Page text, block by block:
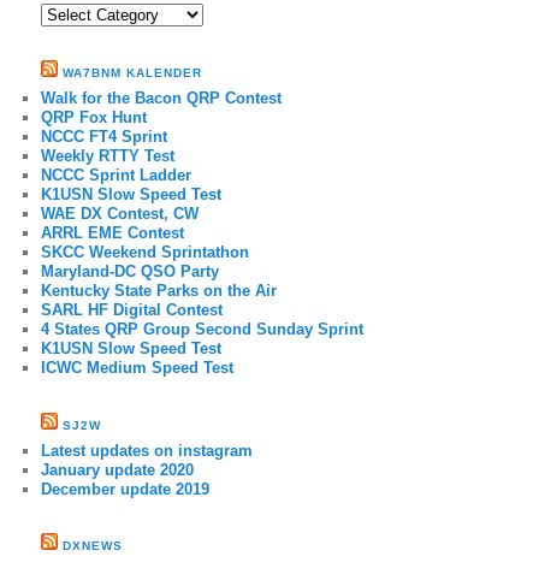
Kategorier
WA7BNM KALENDER
Walk for the Bacon QRP Contest
QRP Fox Hunt
NCCC FT4 Sprint
Weekly RTTY Test
NCCC Sprint Ladder
K1USN Slow Speed Test
WAE DX Contest, CW
ARRL EME Contest
SKCC Weekend Sprintathon
Maryland-DC QSO Party
Kentucky State Parks on the Air
SARL HF Digital Contest
4 States QRP Group Second Sunday Sprint
K1USN Slow Speed Test
ICWC Medium Speed Test
SJ2W
Latest updates on instagram
January update 2020
December update 2019
DXNEWS